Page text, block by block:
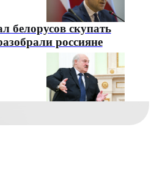
белорусов скупать
россияне